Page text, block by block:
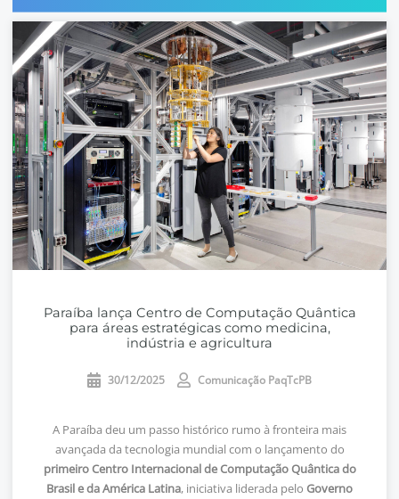
Paraíba lança Centro de Computação Quântica
para áreas estratégicas como medicina,
indústria e agricultura
30/12/2025 Comunicação PaqTcPB
A Paraíba deu um passo histórico rumo à fronteira mais
avançada da tecnologia mundial com o lançamento do
primeiro Centro Internacional de Computação Quântica do
Brasil e da América Latina, iniciativa liderada pelo Governo